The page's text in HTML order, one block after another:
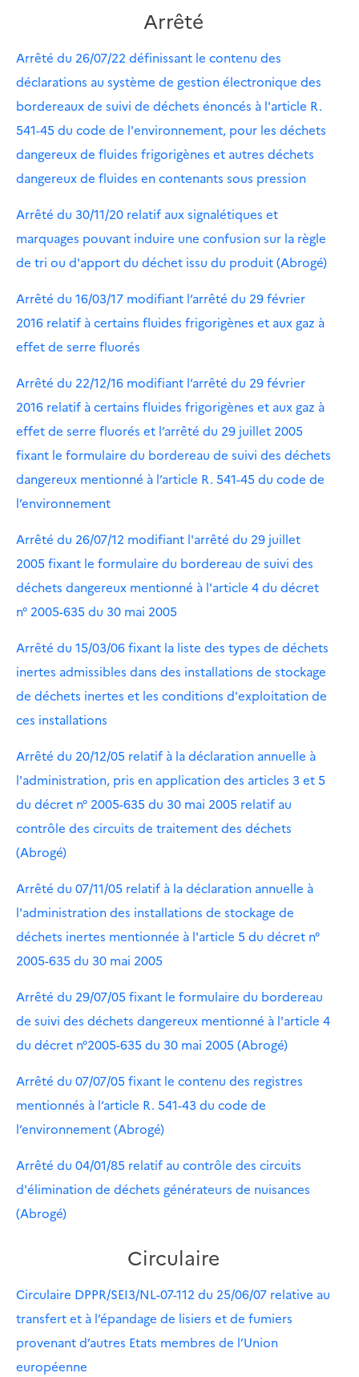
Arrêté
Arrêté du 26/07/22 définissant le contenu des
déclarations au système de gestion électronique des
bordereaux de suivi de déchets énoncés à l'article R.
541-45 du code de l'environnement, pour les déchets
dangereux de fluides frigorigènes et autres déchets
dangereux de fluides en contenants sous pression
Arrêté du 30/11/20 relatif aux signalétiques et
marquages pouvant induire une confusion sur la règle
de tri ou d'apport du déchet issu du produit (Abrogé)
Arrêté du 16/03/17 modifiant l’arrêté du 29 février
2016 relatif à certains fluides frigorigènes et aux gaz à
effet de serre fluorés
Arrêté du 22/12/16 modifiant l’arrêté du 29 février
2016 relatif à certains fluides frigorigènes et aux gaz à
effet de serre fluorés et l’arrêté du 29 juillet 2005
fixant le formulaire du bordereau de suivi des déchets
dangereux mentionné à l’article R. 541-45 du code de
l’environnement
Arrêté du 26/07/12 modifiant l'arrêté du 29 juillet
2005 fixant le formulaire du bordereau de suivi des
déchets dangereux mentionné à l'article 4 du décret
n° 2005-635 du 30 mai 2005
Arrêté du 15/03/06 fixant la liste des types de déchets
inertes admissibles dans des installations de stockage
de déchets inertes et les conditions d'exploitation de
ces installations
Arrêté du 20/12/05 relatif à la déclaration annuelle à
l'administration, pris en application des articles 3 et 5
du décret n° 2005-635 du 30 mai 2005 relatif au
contrôle des circuits de traitement des déchets
(Abrogé)
Arrêté du 07/11/05 relatif à la déclaration annuelle à
l'administration des installations de stockage de
déchets inertes mentionnée à l'article 5 du décret n°
2005-635 du 30 mai 2005
Arrêté du 29/07/05 fixant le formulaire du bordereau
de suivi des déchets dangereux mentionné à l'article 4
du décret n°2005-635 du 30 mai 2005 (Abrogé)
Arrêté du 07/07/05 fixant le contenu des registres
mentionnés à l’article R. 541-43 du code de
l’environnement (Abrogé)
Arrêté du 04/01/85 relatif au contrôle des circuits
d'élimination de déchets générateurs de nuisances
(Abrogé)
Circulaire
Circulaire DPPR/SEI3/NL-07-112 du 25/06/07 relative au
transfert et à l’épandage de lisiers et de fumiers
provenant d’autres Etats membres de l’Union
européenne